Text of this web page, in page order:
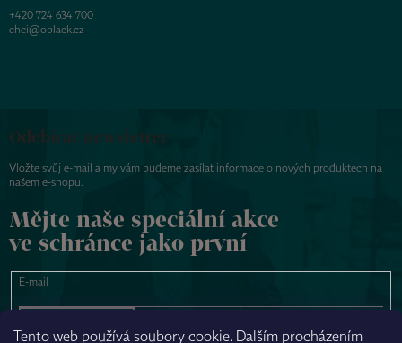
Tento web používá soubory cookie. Dalším procházením
+420 724 634 700
chci@oblack.cz
Odebírat newsletter
Vložte svůj e-mail a my vám budeme zasílat informace o nových produktech na
našem e-shopu.
Mějte naše speciální akce
ve schránce jako první
E-mail